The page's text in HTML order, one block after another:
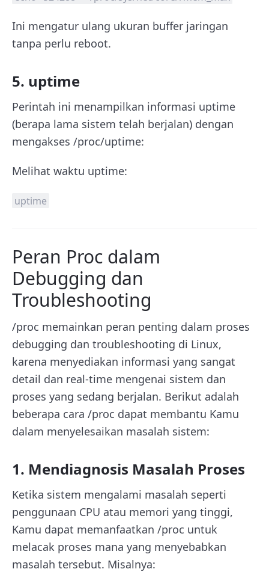
Ini mengatur ulang ukuran buffer jaringan
tanpa perlu reboot.
5. uptime
Perintah ini menampilkan informasi uptime
(berapa lama sistem telah berjalan) dengan
mengakses /proc/uptime:
Melihat waktu uptime:
uptime
Peran Proc dalam
Debugging dan
Troubleshooting
/proc memainkan peran penting dalam proses
debugging dan troubleshooting di Linux,
karena menyediakan informasi yang sangat
detail dan real-time mengenai sistem dan
proses yang sedang berjalan. Berikut adalah
beberapa cara /proc dapat membantu Kamu
dalam menyelesaikan masalah sistem:
1. Mendiagnosis Masalah Proses
Ketika sistem mengalami masalah seperti
penggunaan CPU atau memori yang tinggi,
Kamu dapat memanfaatkan /proc untuk
melacak proses mana yang menyebabkan
masalah tersebut. Misalnya: